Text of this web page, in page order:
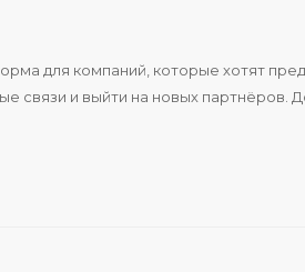
для компаний, которые хотят
связи и выйти на новых партнёров.